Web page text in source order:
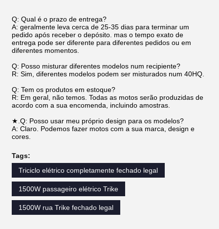
Q: Qual é o prazo de entrega?
A: geralmente leva cerca de 25-35 dias para terminar um
pedido após receber o depósito. mas o tempo exato de
entrega pode ser diferente para diferentes pedidos ou em
diferentes momentos.
Q: Posso misturar diferentes modelos num recipiente?
R: Sim, diferentes modelos podem ser misturados num 40HQ.
Q: Tem os produtos em estoque?
R: Em geral, não temos. Todas as motos serão produzidas de
acordo com a sua encomenda, incluindo amostras.
★.Q: Posso usar meu próprio design para os modelos?
A: Claro. Podemos fazer motos com a sua marca, design e
cores.
Tags:
Triciclo elétrico completamente fechado legal
1500W passageiro elétrico Trike
1500W rua Trike fechado legal